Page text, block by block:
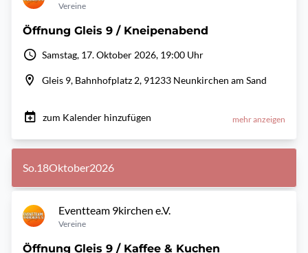
Vereine
Öffnung Gleis 9 / Kneipenabend
Samstag, 17. Oktober 2026, 19:00 Uhr
Gleis 9, Bahnhofplatz 2, 91233 Neunkirchen am Sand
zum Kalender hinzufügen mehr anzeigen
So.18Oktober2026
Eventteam 9kirchen e.V.
Vereine
Öffnung Gleis 9 / Kaffee & Kuchen